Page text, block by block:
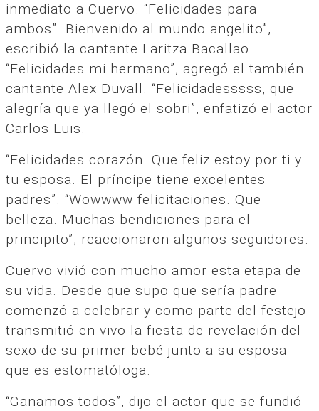
inmediato a Cuervo. “Felicidades para
ambos”. Bienvenido al mundo angelito”,
escribió la cantante Laritza Bacallao.
“Felicidades mi hermano”, agregó el también
cantante Alex Duvall. “Felicidadesssss, que
alegría que ya llegó el sobri”, enfatizó el actor
Carlos Luis.
“Felicidades corazón. Que feliz estoy por ti y
tu esposa. El príncipe tiene excelentes
padres”. “Wowwww felicitaciones. Que
belleza. Muchas bendiciones para el
principito”, reaccionaron algunos seguidores.
Cuervo vivió con mucho amor esta etapa de
su vida. Desde que supo que sería padre
comenzó a celebrar y como parte del festejo
transmitió en vivo la fiesta de revelación del
sexo de su primer bebé junto a su esposa
que es estomatóloga.
“Ganamos todos”, dijo el actor que se fundió